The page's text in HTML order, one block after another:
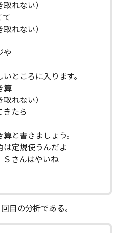
れない）
て
れない）
や
ところに入ります。
算
れない）
たら
と書きましょう。
定規使うんだよ
さんはやいね
目の分析である。